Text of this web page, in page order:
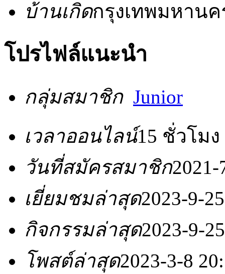
บ้านเกิดกรุงเทพมหานค
โปรไฟล์แนะนำ
กลุ่มสมาชิก Junior
เวลาออนไลน์15 ชั่วโมง
วันที่สมัครสมาชิก2021-
เยี่ยมชมล่าสุด2023-9-
กิจกรรมล่าสุด2023-9-
โพสต์ล่าสุด2023-3-8